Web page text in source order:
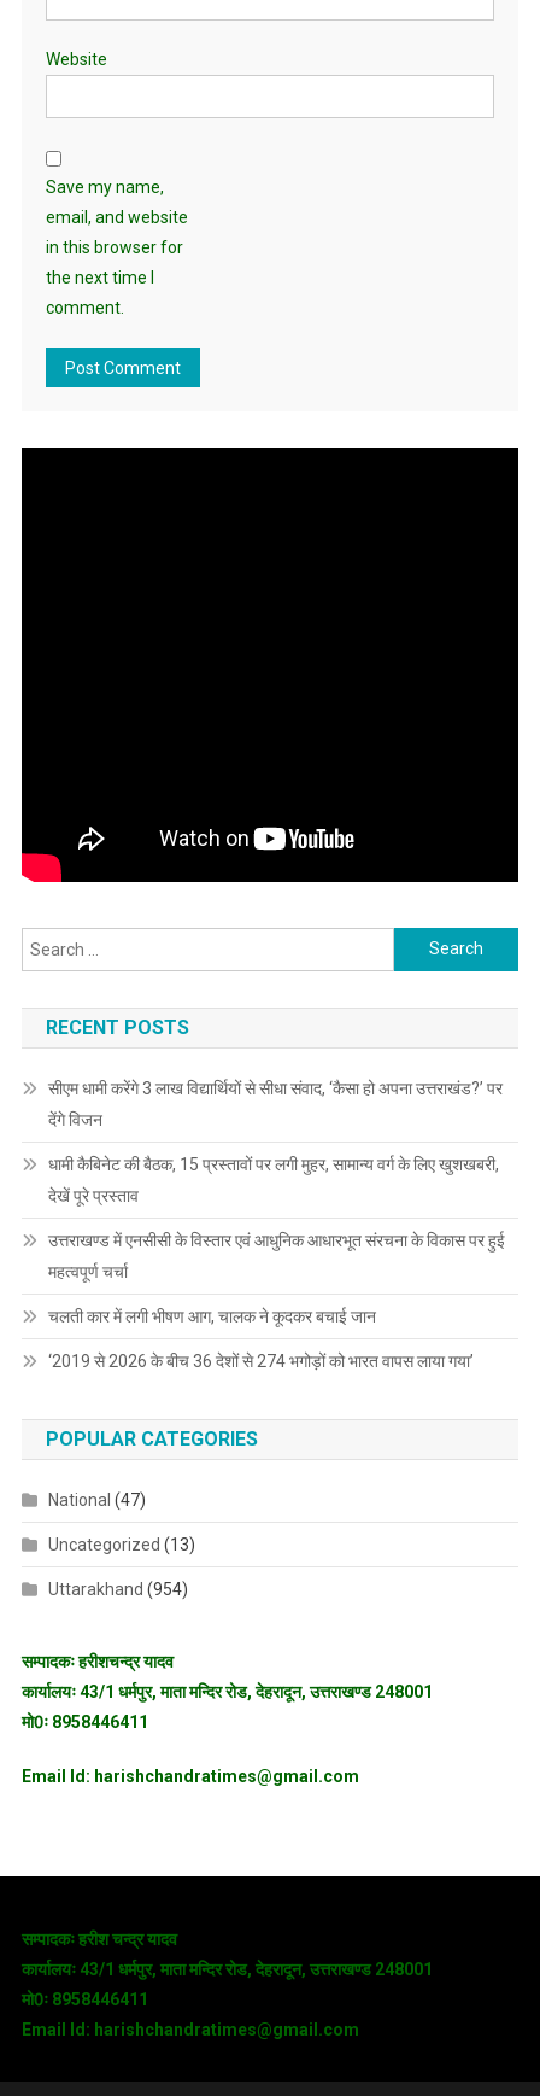
Website
Save my name,
email, and website
in this browser for
the next time I
comment.
Search
for:
RECENT POSTS
सीएम धामी करेंगे 3 लाख विद्यार्थियों से सीधा संवाद, ‘कैसा हो अपना उत्तराखंड?’ पर
देंगे विजन
धामी कैबिनेट की बैठक, 15 प्रस्तावों पर लगी मुहर, सामान्य वर्ग के लिए खुशखबरी,
देखें पूरे प्रस्ताव
उत्तराखण्ड में एनसीसी के विस्तार एवं आधुनिक आधारभूत संरचना के विकास पर हुई
महत्वपूर्ण चर्चा
चलती कार में लगी भीषण आग, चालक ने कूदकर बचाई जान
‘2019 से 2026 के बीच 36 देशों से 274 भगोड़ों को भारत वापस लाया गया’
POPULAR CATEGORIES
National (47)
Uncategorized (13)
Uttarakhand (954)
सम्पादकः हरीशचन्द्र यादव
कार्यालयः 43/1 धर्मपुर, माता मन्दिर रोड, देहरादून, उत्तराखण्ड 248001
मो0ः 8958446411
Email Id: harishchandratimes@gmail.com
सम्पादकः हरीश चन्द्र यादव
कार्यालयः 43/1 धर्मपुर, माता मन्दिर रोड, देहरादून, उत्तराखण्ड 248001
मो0ः 8958446411
Email Id: harishchandratimes@gmail.com